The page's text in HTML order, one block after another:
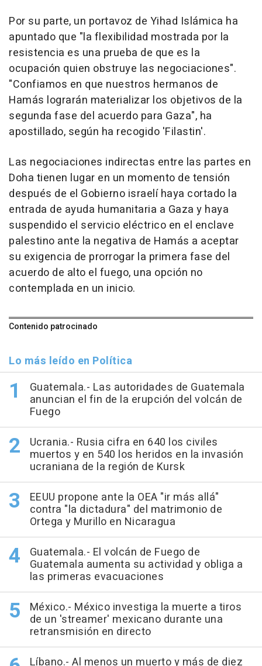
Por su parte, un portavoz de Yihad Islámica ha
apuntado que "la flexibilidad mostrada por la
resistencia es una prueba de que es la
ocupación quien obstruye las negociaciones".
"Confiamos en que nuestros hermanos de
Hamás lograrán materializar los objetivos de la
segunda fase del acuerdo para Gaza", ha
apostillado, según ha recogido 'Filastin'.
Las negociaciones indirectas entre las partes en
Doha tienen lugar en un momento de tensión
después de el Gobierno israelí haya cortado la
entrada de ayuda humanitaria a Gaza y haya
suspendido el servicio eléctrico en el enclave
palestino ante la negativa de Hamás a aceptar
su exigencia de prorrogar la primera fase del
acuerdo de alto el fuego, una opción no
contemplada en un inicio.
Contenido patrocinado
Lo más leído en Política
Guatemala.- Las autoridades de Guatemala
anuncian el fin de la erupción del volcán de
Fuego
Ucrania.- Rusia cifra en 640 los civiles
muertos y en 540 los heridos en la invasión
ucraniana de la región de Kursk
EEUU propone ante la OEA "ir más allá"
contra "la dictadura" del matrimonio de
Ortega y Murillo en Nicaragua
Guatemala.- El volcán de Fuego de
Guatemala aumenta su actividad y obliga a
las primeras evacuaciones
México.- México investiga la muerte a tiros
de un 'streamer' mexicano durante una
retransmisión en directo
Líbano.- Al menos un muerto y más de diez